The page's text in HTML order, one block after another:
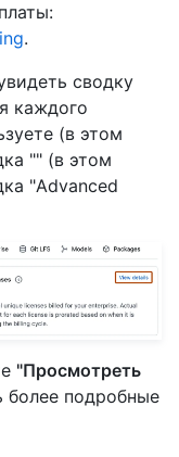
.
сводку
каждого
(в этом
"" (в этом
"Advanced
"Просмотреть
более подробные